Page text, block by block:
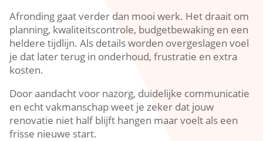
Afronding gaat verder dan mooi werk.​ Het draait om
planning, kwaliteitscontrole, budgetbewaking en een
heldere tijdlijn.​ Als details worden overgeslagen voel
je dat later terug in onderhoud, frustratie en extra
kosten.​
Door aandacht voor nazorg, duidelijke communicatie
en echt vakmanschap weet je zeker dat jouw
renovatie niet half blijft hangen maar voelt als een
frisse nieuwe start.​